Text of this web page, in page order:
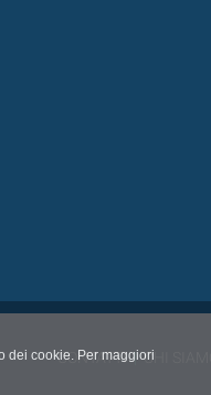
dei cookie. Per maggiori
CONTATTI|CHI SIAMO